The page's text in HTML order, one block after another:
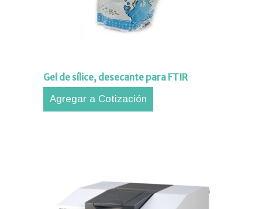
Gel de sílice, desecante para FTIR
Agregar a Cotización